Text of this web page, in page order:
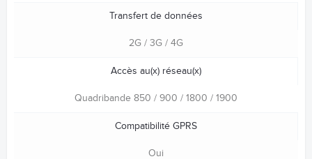
Transfert de données
2G / 3G / 4G
Accès au(x) réseau(x)
Quadribande 850 / 900 / 1800 / 1900
Compatibilité GPRS
Oui